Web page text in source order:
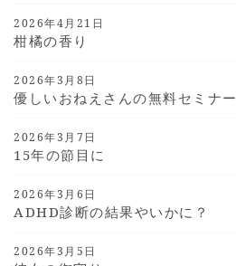
2026年4月21日
柑橘の香り
2026年3月8日
優しいおねえさんの無料セミナー
2026年3月7日
15年の節目に
2026年3月6日
ADHD診断の結果やいかに？
2026年3月5日